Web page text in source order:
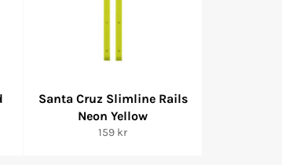
Santa Cruz Slimline Rails
Neon Yellow
Ordinarie
159 kr